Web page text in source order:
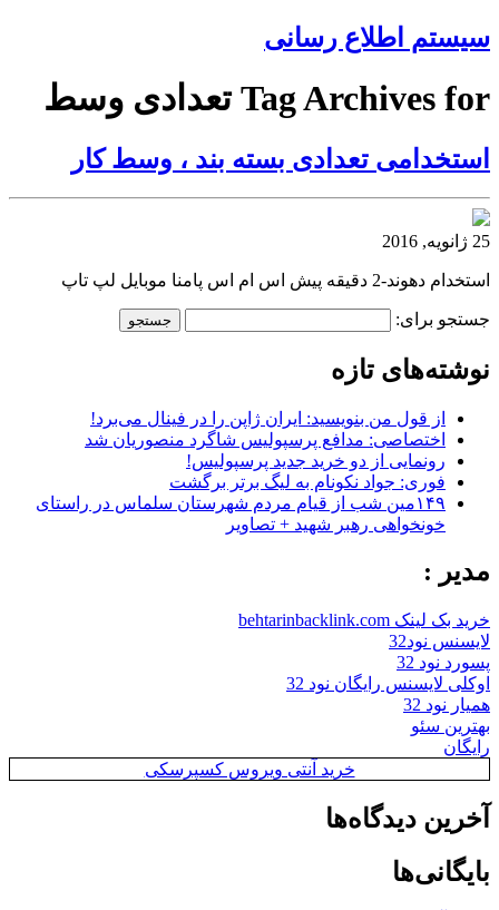
سیستم اطلاع رسانی
Tag Archives for تعدادی وسط
استخدامی تعدادی بسته بند ، وسط کار
25 ژانویه, 2016
استخدام دهوند-2 دقیقه پیش اس ام اس پامنا موبایل لپ تاپ
جستجو برای:
نوشته‌های تازه
از قول من بنویسید: ایران ژاپن را در فینال می‌برد!
اختصاصی: مدافع پرسپولیس شاگرد منصوریان شد
رونمایی از دو خرید جدید پرسپولیس!
فوری: جواد نکونام به لیگ برتر برگشت
۱۴۹مین شب از قیام مردم شهرستان سلماس در راستای
خونخواهی رهبر شهید + تصاویر
مدیر :
خرید بک لینک behtarinbacklink.com
لایسنس نود32
پسورد نود 32
اوکلی لایسنس رایگان نود 32
همیار نود 32
بهترین سئو
رایگان
خرید آنتی ویروس کسپرسکی
آخرین دیدگاه‌ها
بایگانی‌ها